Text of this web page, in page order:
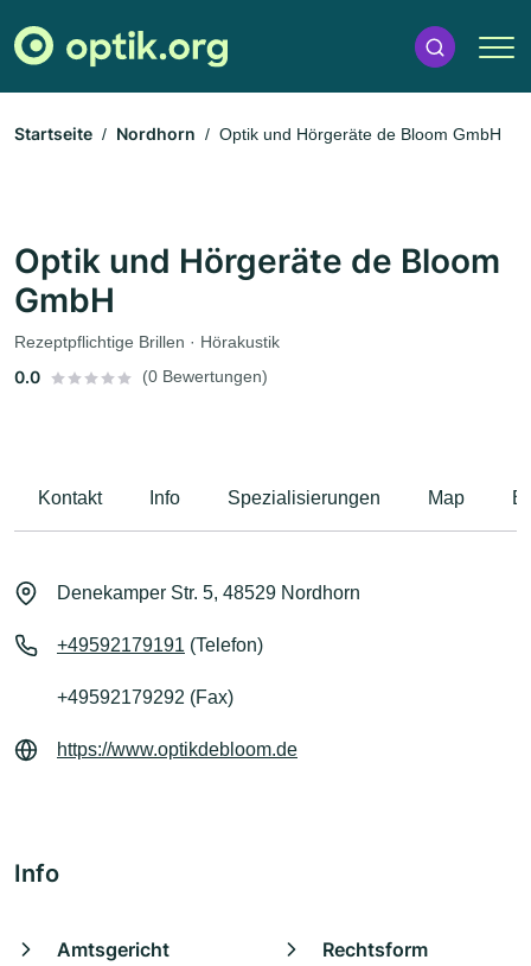
Startseite Nordhorn Optik und Hörgeräte de Bloom GmbH
Optik und Hörgeräte de Bloom
GmbH
Rezeptpflichtige Brillen · Hörakustik
0.0 (0 Bewertungen)
Kontakt Info Spezialisierungen Map
Denekamper Str. 5, 48529 Nordhorn
+49592179191 (Telefon)
+49592179292 (Fax)
https://www.optikdebloom.de
Info
Amtsgericht Rechtsform